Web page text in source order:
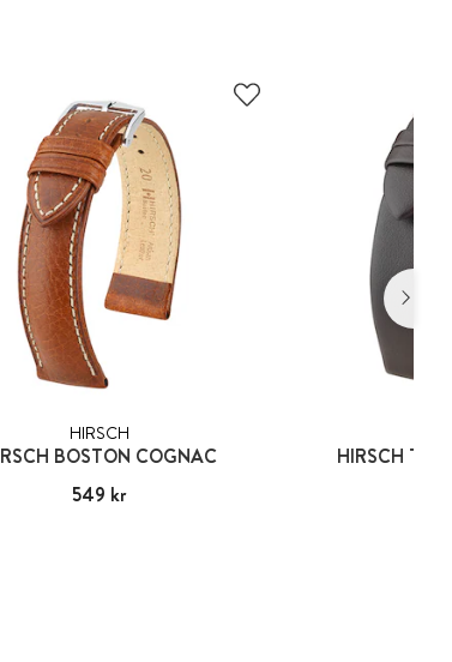
HIRSCH
BOSTON COGNAC
Pris:549 kr
549 kr
HIRSCH